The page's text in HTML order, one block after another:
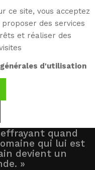
ce site, vous acceptez
proposer des services
et réaliser des
d'utilisation
quand
qui lui est
devient un
»